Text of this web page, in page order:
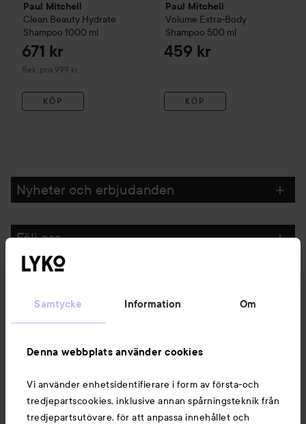
Samtycke Information Om
Denna webbplats använder cookies
Vi använder enhetsidentifierare i form av första-och
tredjepartscookies, inklusive annan spårningsteknik från
tredjepartsutövare, för att anpassa innehållet och
Paul Mitchell
Clean Beauty Hydrate
Shampoo 1000 ml
671 kr
Rek. pris 999 kr
Rekommenderat pris 999 kr
KÖP
Paul Mitchell
Volume Extra-Body
Shampoo 500 ml
459 kr
KÖP
Nyheter och erbjudanden
Följ oss
Du kanske också gillar